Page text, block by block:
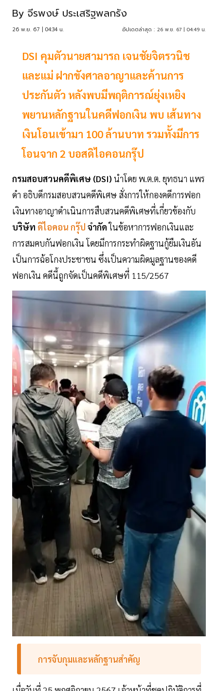
By จีรพงษ์ ประเสริฐพลกรัง
26 พ.ย. 67 | 04:34 น. อัปเดตล่าสุด : 26 พ.ย. 67 | 04:49 น.
DSI คุมตัวนายสามารถ เจนชัยจิตรวนิช
และแม่ ฝากขังศาลอาญาและค้านการ
ประกันตัว หลังพบมีพฤติการณ์ยุ่งเหยิง
พยานหลักฐานในคดีฟอกเงิน พบ เส้นทาง
เงินโอนเข้ามา 100 ล้านบาท รวมทั้งมีการ
โอนจาก 2 บอสดิไอคอนกรุ๊ป
กรมสอบสวนคดีพิเศษ (DSI) นำโดย พ.ต.ต. ยุทธนา แพร
ดำ อธิบดีกรมสอบสวนคดีพิเศษ สั่งการให้กองคดีการฟอก
เงินทางอาญาดำเนินการสืบสวนคดีพิเศษที่เกี่ยวข้องกับ
บริษัท ดิไอคอน กรุ๊ป จำกัดในข้อหาการฟอกเงินและ
การสมคบกันฟอกเงิน โดยมีการกระทำผิดฐานกู้ยืมเงินอัน
เป็นการฉ้อโกงประชาชน ซึ่งเป็นความผิดมูลฐานของคดี
ฟอกเงิน คดีนี้ถูกจัดเป็นคดีพิเศษที่ 115/2567
การจับกุมและหลักฐานสำคัญ